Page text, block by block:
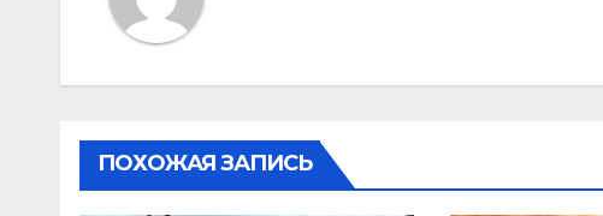
ПОХОЖАЯ ЗАПИСЬ